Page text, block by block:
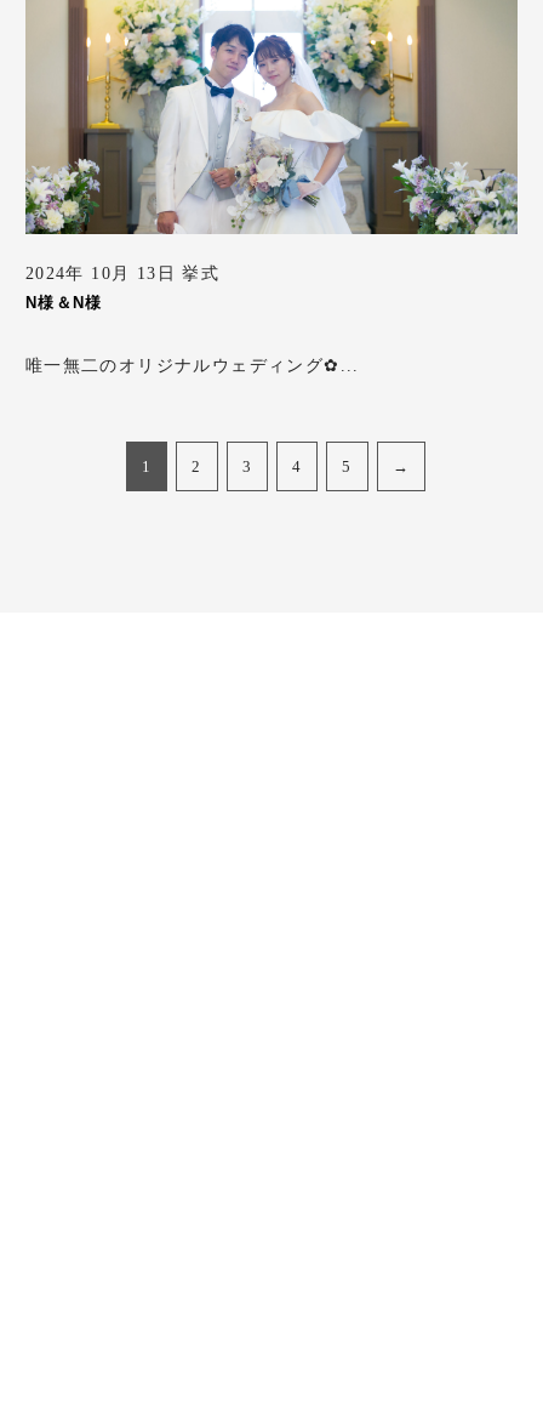
2024年 10月 13日 挙式
N様＆N様
唯一無二のオリジナルウェディング✿...
1 2 3 4 5 →